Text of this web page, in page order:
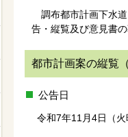
調布都市計画下水道
告・縦覧及び意見書の
都市計画案の縦覧
公告日
令和7年11月4日（火